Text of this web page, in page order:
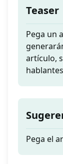
Teaser
Pega un
artículo,
Pega el